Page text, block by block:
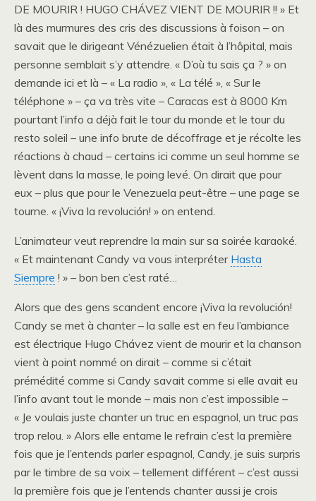
DE MOURIR ! HUGO CHÁVEZ VIENT DE MOURIR !! » Et
là des murmures des cris des discussions à foison – on
savait que le dirigeant Vénézuelien était à l’hôpital, mais
personne semblait s’y attendre. « D’où tu sais ça ? » on
demande ici et là – « La radio », « La télé », « Sur le
téléphone » – ça va très vite – Caracas est à 8000 Km
pourtant l’info a déjà fait le tour du monde et le tour du
resto soleil – une info brute de décoffrage et je récolte les
réactions à chaud – certains ici comme un seul homme se
lèvent dans la masse, le poing levé. On dirait que pour
eux – plus que pour le Venezuela peut-être – une page se
tourne. « ¡Viva la revolución! » on entend.
L’animateur veut reprendre la main sur sa soirée karaoké.
« Et maintenant Candy va vous interpréter Hasta
Siempre ! » – bon ben c’est raté…
Alors que des gens scandent encore ¡Viva la revolución!
Candy se met à chanter – la salle est en feu l’ambiance
est électrique Hugo Chávez vient de mourir et la chanson
vient à point nommé on dirait – comme si c’était
prémédité comme si Candy savait comme si elle avait eu
l’info avant tout le monde – mais non c’est impossible –
« Je voulais juste chanter un truc en espagnol, un truc pas
trop relou. » Alors elle entame le refrain c’est la première
fois que je l’entends parler espagnol, Candy, je suis surpris
par le timbre de sa voix – tellement différent – c’est aussi
la première fois que je l’entends chanter aussi je crois